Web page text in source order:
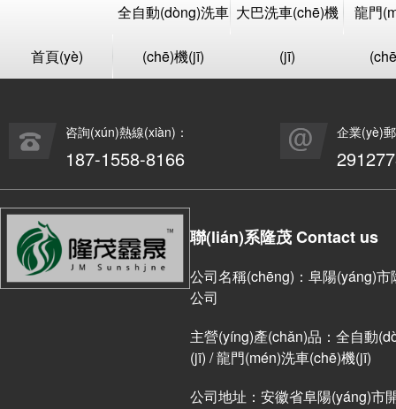
首頁(yè)
全自動(dòng)洗車
(chē)機(jī)
大巴洗車(chē)機
(jī)
龍門
咨詢(xún)熱線(xiàn)：
187-1558-8166
企業(yè)
聯(lián)系隆茂 Contact us
公司名稱(chēng)：阜陽(yáng)
公司
主營(yíng)產(chǎn)品：全自動
(jī) / 龍門(mén)洗車(chē)機(jī)
公司地址：安徽省阜陽(yáng)市